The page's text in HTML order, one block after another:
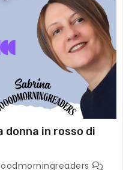
in rosso di